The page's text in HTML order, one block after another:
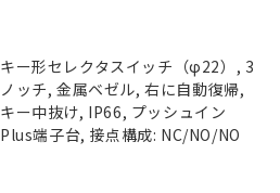
キー形セレクタスイッチ（φ22）, 3
ノッチ, 金属ベゼル, 右に自動復帰,
キー中抜け, IP66, プッシュイン
Plus端子台, 接点構成: NC/NO/NO